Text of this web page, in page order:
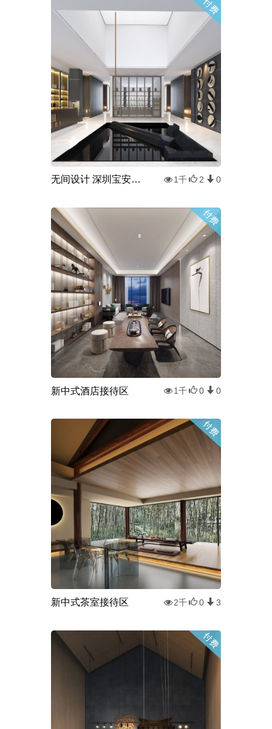
无间设计 深圳宝安大悦城天玺壹号 现代接待区 1千 2 0
新中式酒店接待区 1千 0 0
新中式茶室接待区 2千 0 3